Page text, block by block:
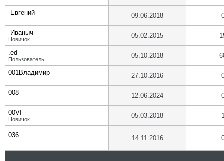
-Евгений- 09.06.2018
-Иваныч-
Новичок 05.02.2015
.ed
Пользователь 05.10.2018
001Владимир 27.10.2016
008 12.06.2024
00VI
Новичок 05.03.2018
036 14.11.2016